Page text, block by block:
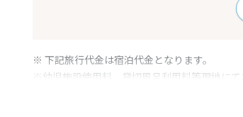
※ 下記旅行代金は宿泊代金となります。
※幼児施設使用料、貸切風呂利用料等現地に